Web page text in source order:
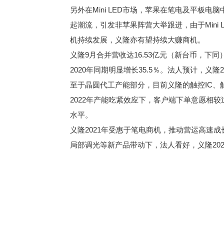
另外在Mini LED市场，苹果在笔电及平板电
起潮流，引发非苹果阵营大举跟进，由于Mini
机持续发展，义隆亦有望持续大赚商机。
义隆9月合并营收达16.53亿元（新台币，下
2020年同期明显增长35.5％。法人预计，义
至于晶圆代工产能部分，目前义隆的触控IC
2022年产能吃紧效应下，客户端下单意愿相
水平。
义隆2021年受惠于笔电商机，推动营运高速
局部调光等新产品带动下，法人看好，义隆